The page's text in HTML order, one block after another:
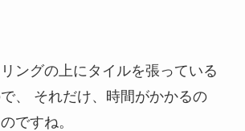
ングの上にタイルを張っている
、 それだけ、時間がかかるの
ですね。